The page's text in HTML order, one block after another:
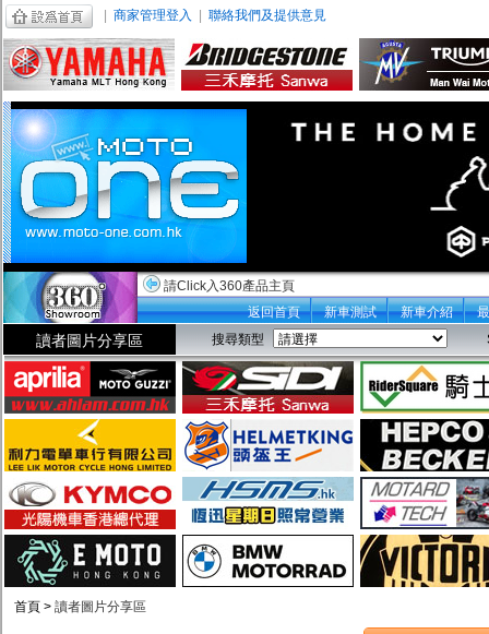
商家管理登入 聯絡我們及提供意見
請Click入360產品主頁
返回首頁
新車測試 新車介紹
讀者圖片分享區 搜尋類型
首頁 > 讀者圖片分享區